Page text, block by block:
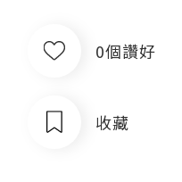
0個讚好
收藏